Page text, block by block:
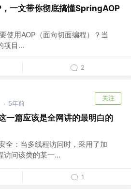
一文带你彻底搞懂SpringAOP
使用AOP（面向切面编程）？当
项目...
2
· 5年前
关注
一篇应该是全网讲的最明白的
全：当多线程访问时，采用了加
访问该类的某一...
1